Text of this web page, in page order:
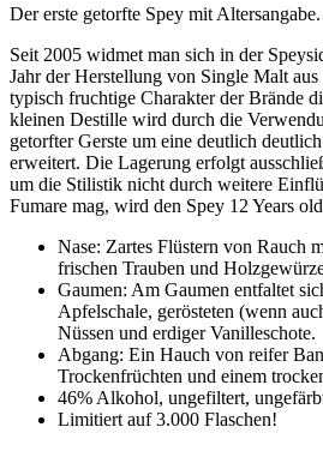
Der erste getorfte Spey mit Altersangabe.
Seit 2005 widmet man sich in der
Jahr der Herstellung von Single Malt
typisch fruchtige Charakter der Brände
kleinen Destille wird durch die
getorfter Gerste um eine deutlich
erweitert. Die Lagerung erfolgt
um die Stilistik nicht durch weitere
Fumare mag, wird den Spey 12 Years
Nase: Zartes Flüstern von Rauch
frischen Trauben und
Gaumen: Am Gaumen entfaltet
Apfelschale, gerösteten (wenn
Nüssen und erdiger Vanilleschote.
Abgang: Ein Hauch von reifer
Trockenfrüchten und einem
46% Alkohol, ungefiltert,
Limitiert auf 3.000 Flaschen!